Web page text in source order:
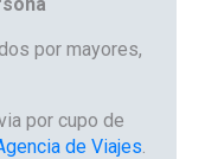
por mayores,
por cupo de
de Viajes